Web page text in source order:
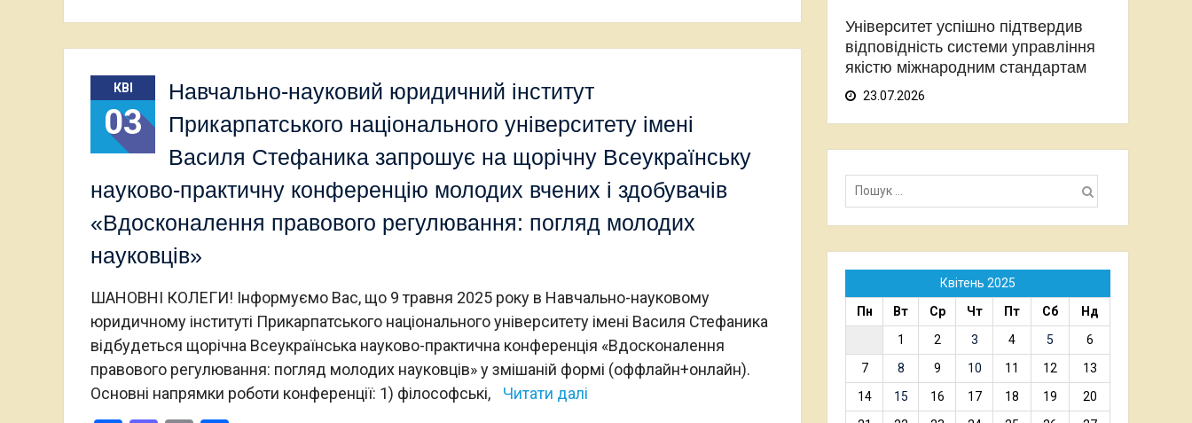
КВІ
03
Навчально-науковий юридичний інститут
Прикарпатського національного університету імені
Василя Стефаника запрошує на щорічну Всеукраїнську
науково-практичну конференцію молодих вчених і здобувачів
«Вдосконалення правового регулювання: погляд молодих
науковців»
ШАНОВНІ КОЛЕГИ! Інформуємо Вас, що 9 травня 2025 року в Навчально-науковому
юридичному інституті Прикарпатського національного університету імені Василя Стефаника
відбудеться щорічна Всеукраїнська науково-практична конференція «Вдосконалення
правового регулювання: погляд молодих науковців» у змішаній формі (оффлайн+онлайн).
Основні напрямки роботи конференції: 1) філософські,
Читати далі
Університет успішно підтвердив
відповідність системи управління
якістю міжнародним стандартам
23.07.2026
Пошук:
Квітень 2025
Пн
Вт Ср Чт Пт Сб
Нд
1
2 3 4 5
6
7
8 9 10 11 12
13
14
15 16 17 18 19
20